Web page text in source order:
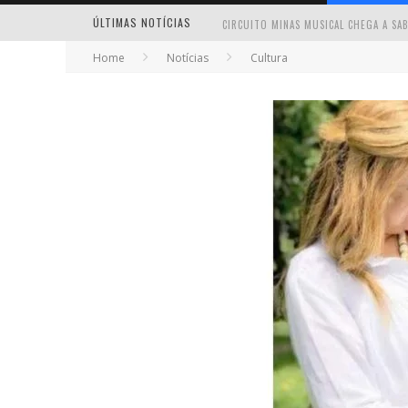
ÚLTIMAS NOTÍCIAS
MILTON GUEDES TRAZ TURNÊ
Home Notícias Cultura